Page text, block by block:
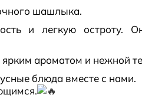
шашлыка.
и легкую остроту.
ароматом и нежной
блюда вместе с нами.